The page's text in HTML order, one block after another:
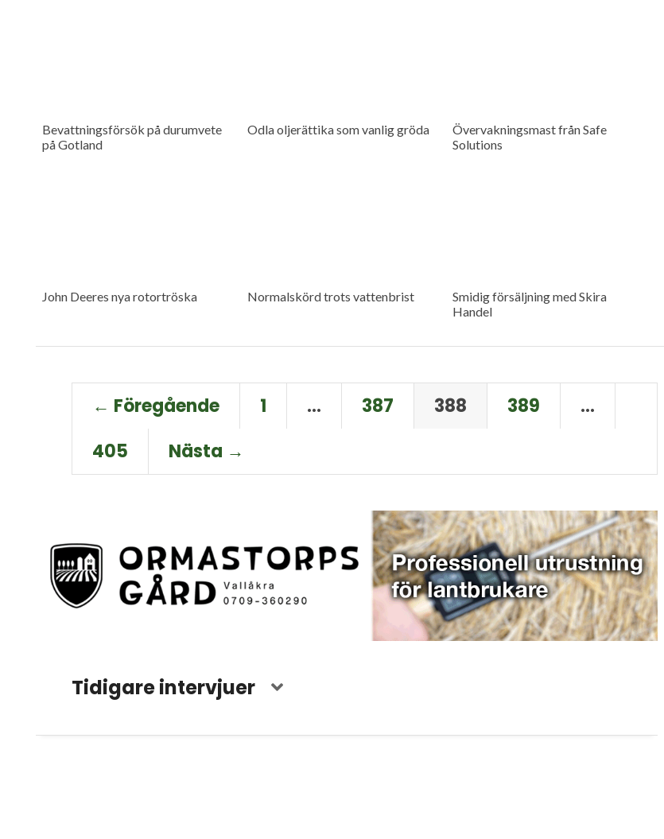
Bevattningsförsök på durumvete
på Gotland
Odla oljerättika som vanlig gröda
Övervakningsmast från Safe
Solutions
John Deeres nya rotortröska Normalskörd trots vattenbrist
Smidig försäljning med Skira
Handel
← Föregående 1 … 387 388 389
…
405
Nästa →
Tidigare intervjuer